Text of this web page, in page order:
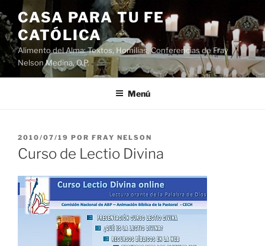
Saltar
al
contenido
CASA PARA TU FE
CATÓLICA
Alimento del Alma: Textos, Homilias, Conferencias de Fray
Nelson Medina, O.P.
Menú
PUBLICADO
EL
2010/07/19 POR FRAY NELSON
Curso de Lectio Divina